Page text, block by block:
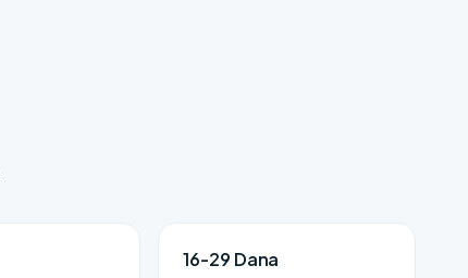
16-29 Dana